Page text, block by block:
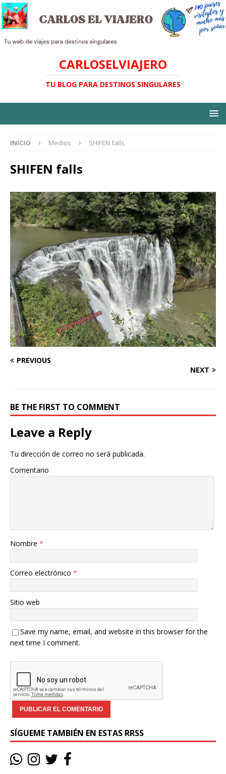
CARLOSELVIAJERO
TU BLOG PARA DESTINOS SINGULARES
INICIO Medios SHIFEN falls
SHIFEN falls
PREVIOUS
NEXT
BE THE FIRST TO COMMENT
Leave a Reply
Tu dirección de correo no será publicada.
Comentario
Nombre *
Correo electrónico *
Sitio web
Save my name, email, and website in this browser for the
next time I comment.
SÍGUEME TAMBIÉN EN ESTAS RRSS